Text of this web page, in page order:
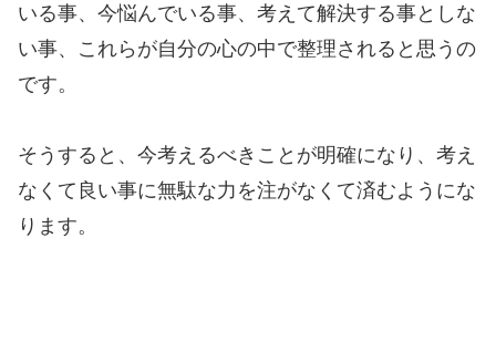
いる事、今悩んでいる事、考えて解決する事としな
い事、これらが自分の心の中で整理されると思うの
です。
そうすると、今考えるべきことが明確になり、考え
なくて良い事に無駄な力を注がなくて済むようにな
ります。